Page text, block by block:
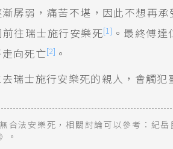
孱弱，痛苦不堪，因此不想再
往瑞士施行安樂死[1] 。最終傅
向死亡[2] 。
瑞士施行安樂死的親人，會觸犯
合法安樂死，相關討論可以參考：紀岳
。